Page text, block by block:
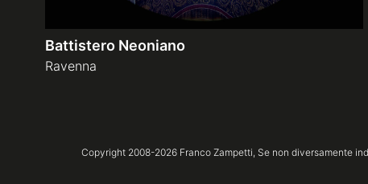
Battistero Neoniano
Ravenna
Copyright 2008-2026Franco Zampetti, Se non diversamente